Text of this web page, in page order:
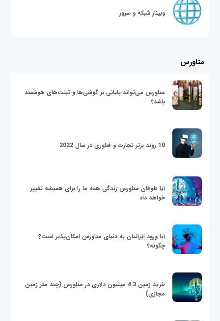
وبینار شبکه و سرور
متاورس
متاورس می‌تواند پایانی بر گوشی‌ها و تبلت‌های هوشمند
باشد؟
10 روند برتر تجارت و فناوری در سال 2022
آیا طوفان متاورس زندگی همه ما را برای همیشه تغییر
خواهد داد
آیا ورود ایرانیان به دنیای متاورس امکان‌پذیر است؟
چگونه؟
خرید زمین 4.3 میلیون دلاری در متاورس (چند متر زمین
مجازی)